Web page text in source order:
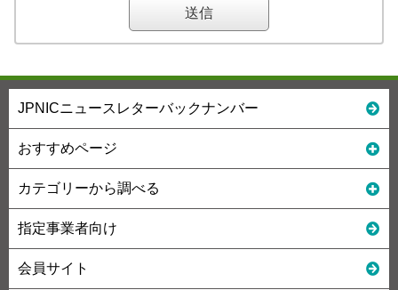
JPNICニュースレターバックナンバー
おすすめページ
カテゴリーから調べる
指定事業者向け
会員サイト